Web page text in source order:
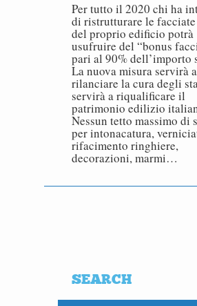
Per tutto il 2020 chi ha
di ristrutturare le facciate
del proprio edificio potrà
usufruire del “bonus
pari al 90% dell’importo
La nuova misura servirà a
rilanciare la cura degli
servirà a riqualificare il
patrimonio edilizio
Nessun tetto massimo di
per intonacatura,
rifacimento ringhiere,
decorazioni, marmi…
SEARCH